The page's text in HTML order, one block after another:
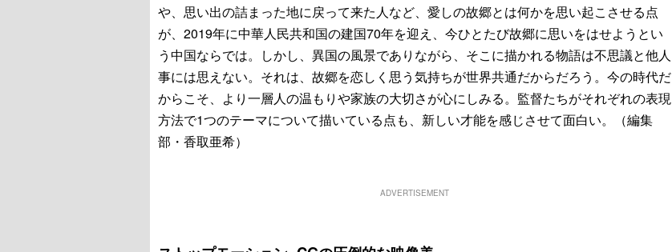
や、思い出の詰まった地に戻って来た人など、愛しの故郷とは何かを思い起こさせる点
が、2019年に中華人民共和国の建国70年を迎え、今ひとたび故郷に思いをはせようとい
う中国ならでは。しかし、異国の風景でありながら、そこに描かれる物語は不思議と他人
事には思えない。それは、故郷を恋しく思う気持ちが世界共通だからだろう。今の時代だ
からこそ、より一層人の温もりや家族の大切さが心にしみる。監督たちがそれぞれの表現
方法で1つのテーマについて描いている点も、新しい才能を感じさせて面白い。（編集
部・香取亜希）
ADVERTISEMENT